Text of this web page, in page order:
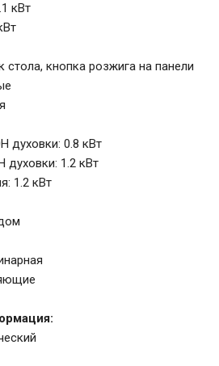
кВт
стола, кнопка розжига на панели
духовки: 0.8 кВт
1.2 кВт
1.2 кВт